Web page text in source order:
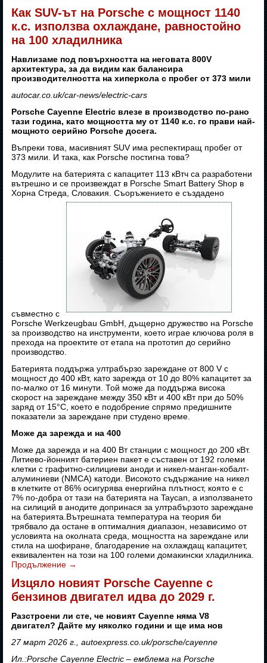
Как SUV-ът на Porsche с мощност 1140
к.с. използва охлаждане, равностойно
на 100 хладилника
Навлизаме под повърхността на неговата 800V
архитектура, за да видим как балансира
производителността на хиперкола с пробег от 373 мили
autocar.co.uk/car-news/electric-cars
Porsche Cayenne Electric влезе в производство по-рано
тази година, като мощността му от 1140 к.с. го прави най-
мощното серийно Porsche досега.
Въпреки това, масивният SUV има респектиращ пробег от
373 мили. И така, как Porsche постигна това?
Модулите на батерията с капацитет 113 кВтч са разработени
вътрешно и се произвеждат в Porsche Smart Battery Shop в
Хорна Стреда, Словакия. Съоръжението е създадено
съвместно с
Porsche Werkzeugbau GmbH, дъщерно дружество на Porsche
за производство на инструменти, което играе ключова роля в
прехода на проектите от етапа на прототип до серийно
производство.
Батерията поддържа ултрабързо зареждане от 800 V с
мощност до 400 кВт, като зарежда от 10 до 80% капацитет за
по-малко от 16 минути. Той може да поддържа висока
скорост на зареждане между 350 кВт и 400 кВт при до 50%
заряд от 15°C, което е подобрение спрямо предишните
показатели за зареждане при студено време.
Може да зарежда и на 400
Може да зарежда и на 400 Вт станции с мощност до 200 кВт.
Литиево-йонният батериен пакет е съставен от 192 големи
клетки с графитно-силициеви аноди и никел-манган-кобалт-
алуминиеви (NMCA) катоди. Високото съдържание на никел
в клетките от 86% осигурява енергийна плътност, която е с
7% по-добра от тази на батерията на Taycan, а използването
на силиций в анодите допринася за ултрабързото зареждане
на батерията.Вътрешната температура на теория би
трябвало да остане в оптималния диапазон, независимо от
условията на околната среда, мощността на зареждане или
стила на шофиране, благодарение на охлаждащ капацитет,
еквивалентен на този на 100 големи домакински хладилника.
Продължение →
Изцяло новият Porsche Cayenne с
бензинов двигател идва до 2029 г.
Разстроени ли сте, че новият Cayenne няма V8
двигател? Дайте му няколко години и ще има нов
27 март 2026 г., autoexpress.co.uk/porsche/cayenne
Ил.:Porsche Cayenne Electric – емблема на Porsche